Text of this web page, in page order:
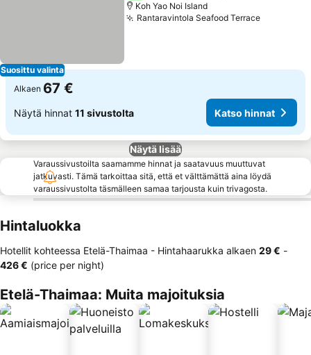
Suosittu valinta
Koh Yao Noi Island
Rantaravintola Seafood Terrace
Alkaen 67 €
Näytä hinnat 11 sivustolta Katso hinnat
Näytä lisää
Varaussivustoilta saamamme hinnat ja saatavuus muuttuvat
jatkuvasti. Tämä tarkoittaa sitä, että et välttämättä aina löydä
varaussivustolta täsmälleen samaa tarjousta kuin trivagosta.
Hintaluokka
Hotellit kohteessa Etelä-Thaimaa - Hintahaarukka alkaen ‎29 € -
‎426 € (price per night)
Etelä-Thaimaa: Muita majoituksia